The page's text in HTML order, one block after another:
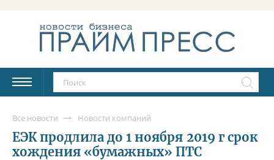
Все новости Новости компаний
ЕЭК продлила до 1 ноября 2019 г срок
хождения «бумажных» ПТС